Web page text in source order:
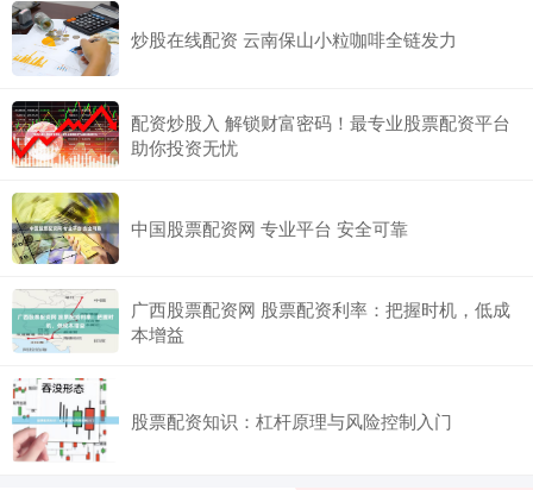
炒股在线配资 云南保山小粒咖啡全链发力
配资炒股入 解锁财富密码！最专业股票配资平台
助你投资无忧
中国股票配资网 专业平台 安全可靠
广西股票配资网 股票配资利率：把握时机，低成
本增益
股票配资知识：杠杆原理与风险控制入门